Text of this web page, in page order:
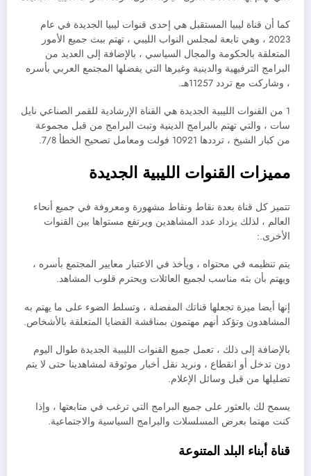
كما أن قناة ليبيا المستقبل هي إحدى قنوات ليبيا الجديدة في عام
2023 ، وهي تابعة لمجلس النواب الليبي ، تهتم ببث جميع الأمور
المتعلقة بالحكومة والمجال السياسي ، بالإضافة إلى العديد من
البرامج الترفيهية والدينية وغيرها التي يفضلها المجتمع العربي بأسره
، وشاركت مع تردد 11257هـ.
1 من القنوات الليبية الجديدة هي القناة الإرشادية للقمر الصناعي نايل
سات ، والتي تهتم بالبرامج الدينية وتبث البرامج من قبل مجموعة
من كبار الشيخ ، ترددها 10921 فولت ومعامل تصحيح الخطأ 7/8.
مميزات القنوات الليبية الجديدة
تتميز كل قناة بعدة نقاط ونقاط مشهورة ومعروفة في جميع أنحاء
العالم ، لذلك يزداد عدد المشاهدين ويرتفع مستواها بين القنوات
الأخرى.:
يتم تنظيمه في محتواه ، ويأخذ في الاعتبار معايير المجتمع بأسره ،
ويهتم بأن بثه مناسب لجميع العائلات ويحترم قلوب المشاهد.
إنها أيضا ميزة تجعلها قناتك المفضلة ، وتسلط الضوء على ما يهتم به
المشاهدون وتؤكد أنهم مهتمون بمناقشة القضايا المتعلقة بالأشخاص.
بالإضافة إلى ذلك ، تعمل جميع القنوات الليبية الجديدة طوال اليوم
دون تدخل أو انقطاع ، ونريد نقل أخبار موثوقة لمشاهدينا حتى لا يتم
تضليلها من قبل وسائل الإعلام.
يسمح لك بالعثور على جميع البرامج التي ترغب في متابعتها ، وإذا
كنت مهتما بعرض المسلسلات والبرامج السياسية والاجتماعية.
قناة أبناء البلد المتنوعة